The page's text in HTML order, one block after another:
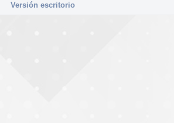
Versión escritorio